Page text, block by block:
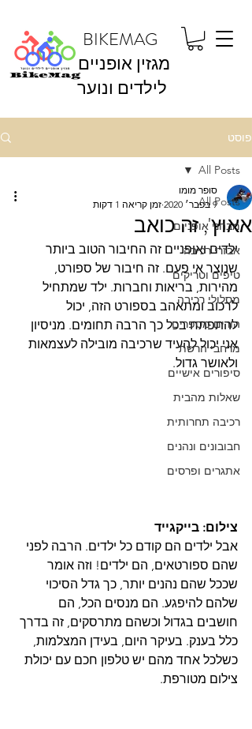
BIKEMAG
מגזין אופניים
לילדים ונוער
פוסט
All Posts
מבחני אופניים
אבזרי רכיבה
טיפים וטריקים
מסלולי רכיבה
הורים מספרים
מרחבי הרשת
סיפורים אישיים
שאלות מהבית
רכיבה תחרותית
חבובונים ונהנים
אתגרים ופרסים
All Posts
אאוץ', זה כואב
סופר מומו
9 בפבר׳ 2020
זמן קריאה 1 דקות
ילדים ואופניים זה החיבור הטוב ביותר
שנוצר אי פעם. זה חיבור של ספורט,
מהירות, בריאות וחברות. ילד שמתחיל
לרכוב ומתאהב בספורט הזה, יכול
להתפתח בכל כך הרבה תחומים. מניסיון
אני יכול להעיד שרכיבה מובילה לעצמאות
ולאושר גדול.
צילום: בייקגייד
אבל ילדים הם קודם כל ילדים. הרבה לפני
שהם ספורטאים, הם ילדים! וזה אומר
שככל שהם נהנים יותר, כך גדל הסיכוי
שלהם להיפגע. הם מנסים הכל, הם
חושבים בגדול וכשהם מתרסקים, זה בדרך
כלל בענק. בעיקר היום, בעידן המצלמות,
כשלכל אחד מהם יש טלפון חכם עם יכולת
צילום מטורפת.